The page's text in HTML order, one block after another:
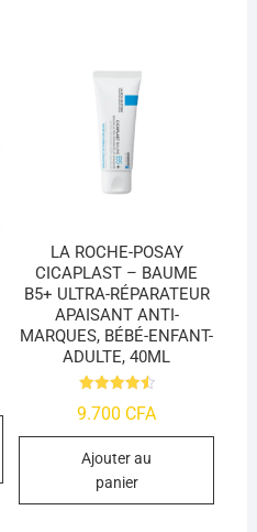
LA ROCHE-POSAY
CICAPLAST – BAUME
B5+ ULTRA-RÉPARATEUR
APAISANT ANTI-
MARQUES, BÉBÉ-ENFANT-
ADULTE, 40ML
4.55
9.700 CFA
Ajouter au
panier